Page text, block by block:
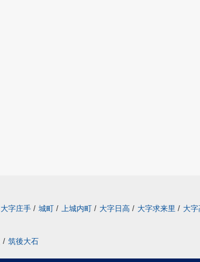
大字庄手 / 城町 / 上城内町 / 大字日高 / 大字求来里 / 大
/ 筑後大石